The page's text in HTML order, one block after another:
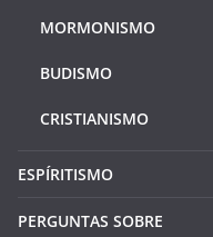
MORMONISMO
BUDISMO
CRISTIANISMO
ESPÍRITISMO
PERGUNTAS SOBRE